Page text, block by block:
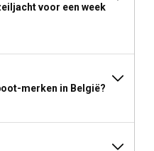
voor een week
merken in België?